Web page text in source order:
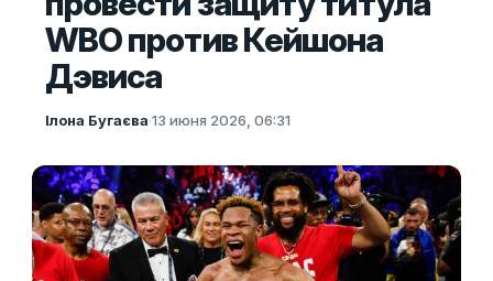
WBO против Кейшона
Дэвиса
Ілона Бугаєва·13 июня 2026, 06:31